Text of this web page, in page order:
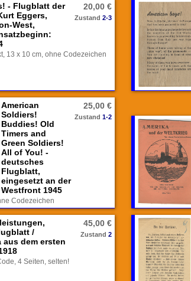
20,00 €
Zustand 2-3
- Flugblatt der
Eggers,
West,
13 x 10 cm, ohne Codezeichen
25,00 €
Zustand 1-2
American
Soldiers!
Buddies! Old
Timers and
Green Soldiers!
All of You! -
deutsches
Flugblatt,
eingesetzt an der
Westfront 1945
Codezeichen
45,00 €
Zustand 2
/
dem ersten
4 Seiten, selten!